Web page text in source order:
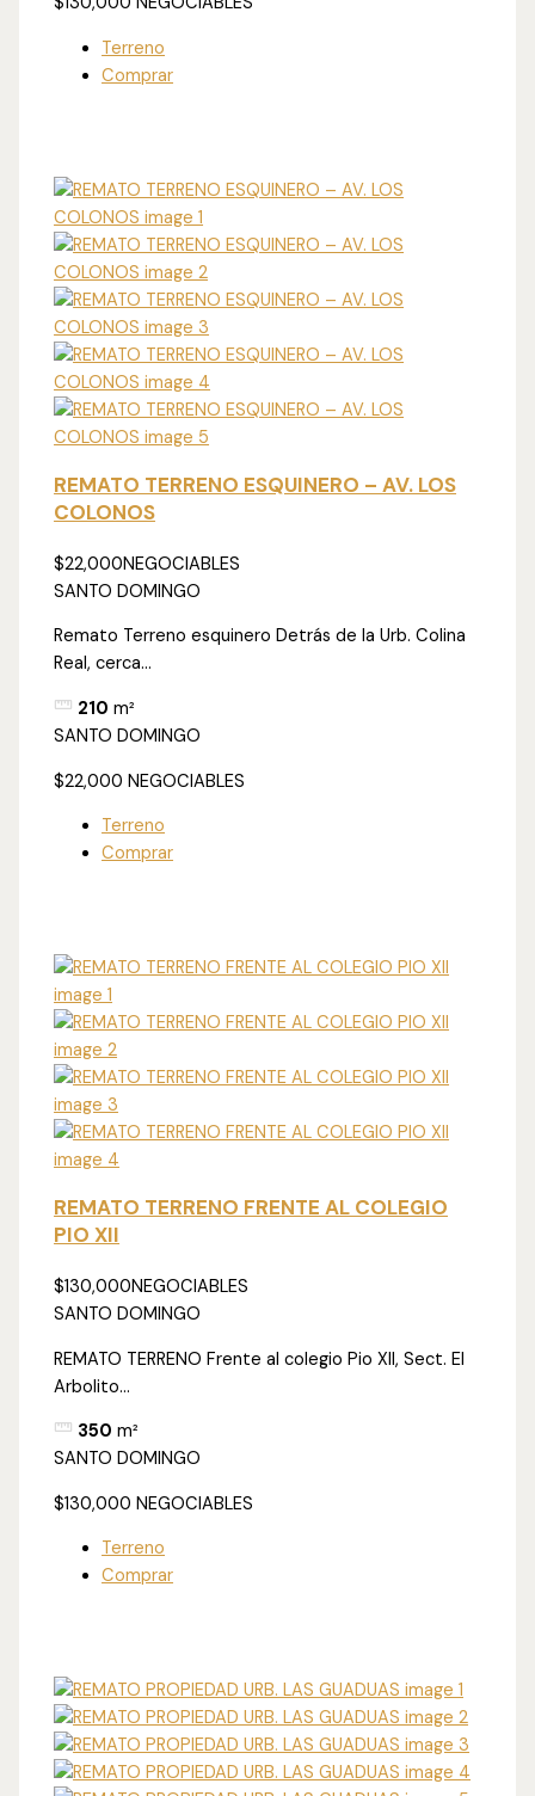
Terreno
Comprar
REMATO TERRENO ESQUINERO – AV. LOS
COLONOS
$22,000NEGOCIABLES
SANTO DOMINGO
Remato Terreno esquinero Detrás de la Urb. Colina
Real, cerca...
210 m²
SANTO DOMINGO
$22,000 NEGOCIABLES
Terreno
Comprar
REMATO TERRENO FRENTE AL COLEGIO
PIO XII
$130,000NEGOCIABLES
SANTO DOMINGO
REMATO TERRENO Frente al colegio Pio XII, Sect. El
Arbolito...
350 m²
SANTO DOMINGO
$130,000 NEGOCIABLES
Terreno
Comprar